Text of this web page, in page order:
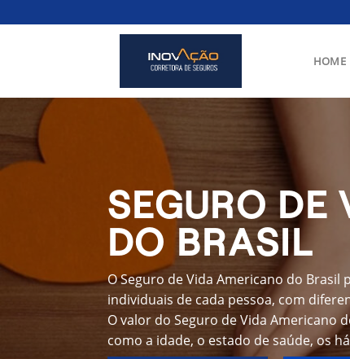
to
HOME
SEGURO DE
DO BRASIL
O Seguro de Vida Americano do
individuais de cada pessoa, com
O valor do Seguro de Vida Americano
como a idade, o estado de saúde, os